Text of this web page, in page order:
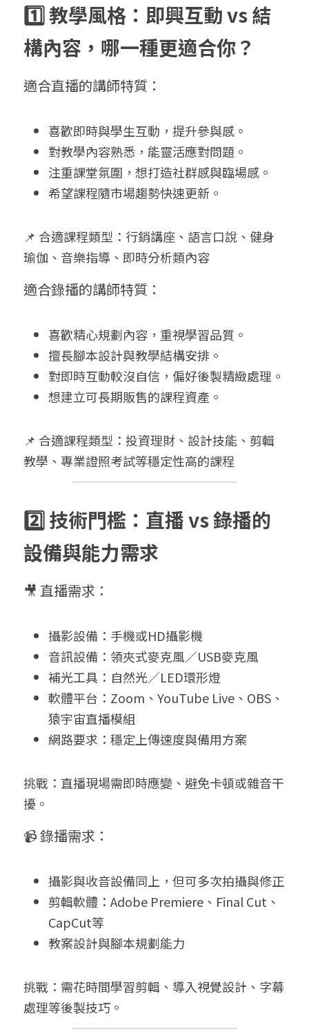
1️⃣ 教學風格：即興互動 vs 結
構內容，哪一種更適合你？
適合直播的講師特質：
喜歡即時與學生互動，提升參與感。
對教學內容熟悉，能靈活應對問題。
注重課堂氛圍，想打造社群感與臨場感。
希望課程隨市場趨勢快速更新。
📌 合適課程類型：行銷講座、語言口說、健身
瑜伽、音樂指導、即時分析類內容
適合錄播的講師特質：
喜歡精心規劃內容，重視學習品質。
擅長腳本設計與教學結構安排。
對即時互動較沒自信，偏好後製精緻處理。
想建立可長期販售的課程資產。
📌 合適課程類型：投資理財、設計技能、剪輯
教學、專業證照考試等穩定性高的課程
2️⃣ 技術門檻：直播 vs 錄播的
設備與能力需求
🎥 直播需求：
攝影設備：手機或HD攝影機
音訊設備：領夾式麥克風／USB麥克風
補光工具：自然光／LED環形燈
軟體平台：Zoom、YouTube Live、OBS、
猿宇宙直播模組
網路要求：穩定上傳速度與備用方案
挑戰：直播現場需即時應變、避免卡頓或雜音干
擾。
📹 錄播需求：
攝影與收音設備同上，但可多次拍攝與修正
剪輯軟體：Adobe Premiere、Final Cut、
CapCut等
教案設計與腳本規劃能力
挑戰：需花時間學習剪輯、導入視覺設計、字幕
處理等後製技巧。